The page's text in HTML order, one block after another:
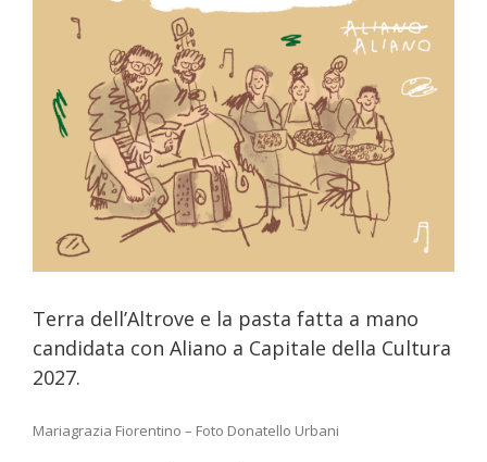
Terra dell’Altrove e la pasta fatta a mano
candidata con Aliano a Capitale della Cultura
2027.
Mariagrazia Fiorentino – Foto Donatello Urbani